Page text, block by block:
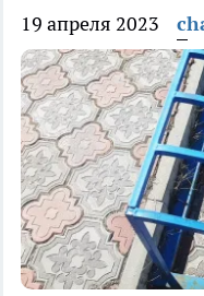
19 апреля 2023